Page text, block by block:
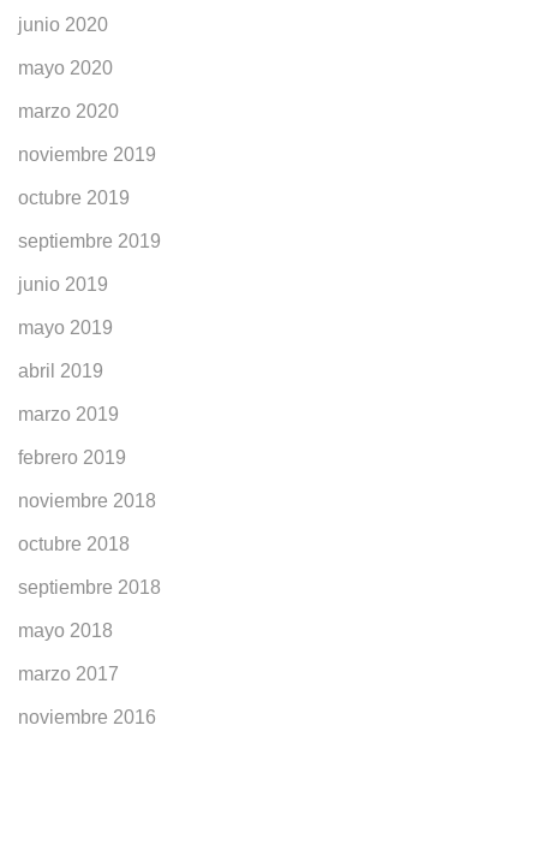
junio 2020
mayo 2020
marzo 2020
noviembre 2019
octubre 2019
septiembre 2019
junio 2019
mayo 2019
abril 2019
marzo 2019
febrero 2019
noviembre 2018
octubre 2018
septiembre 2018
mayo 2018
marzo 2017
noviembre 2016